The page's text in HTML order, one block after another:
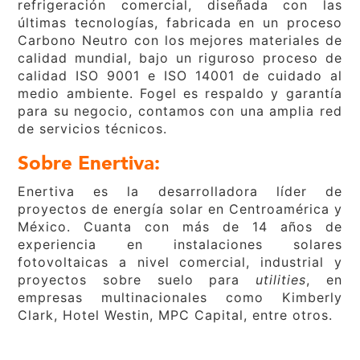
refrigeración comercial, diseñada con las
últimas tecnologías, fabricada en un proceso
Carbono Neutro con los mejores materiales de
calidad mundial, bajo un riguroso proceso de
calidad ISO 9001 e ISO 14001 de cuidado al
medio ambiente. Fogel es respaldo y garantía
para su negocio, contamos con una amplia red
de servicios técnicos.
Sobre Enertiva:
Enertiva es la desarrolladora líder de
proyectos de energía solar en Centroamérica y
México. Cuanta con más de 14 años de
experiencia en instalaciones solares
fotovoltaicas a nivel comercial, industrial y
proyectos sobre suelo para
utilities, en
empresas multinacionales como Kimberly
Clark, Hotel Westin, MPC Capital, entre otros.